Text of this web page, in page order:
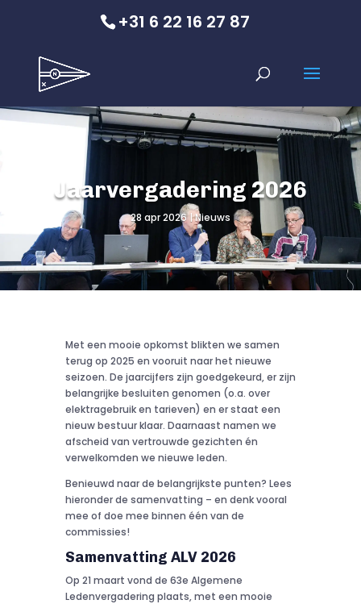
+31 6 22 16 27 87
Jaarvergadering 2026
28 apr 2026 Nieuws
Met een mooie opkomst blikten we samen
terug op 2025 en vooruit naar het nieuwe
seizoen. De jaarcijfers zijn goedgekeurd, er zijn
belangrijke besluiten genomen (o.a. over
elektragebruik en tarieven) en er staat een
nieuw bestuur klaar. Daarnaast namen we
afscheid van vertrouwde gezichten én
verwelkomden we nieuwe leden.
Benieuwd naar de belangrijkste punten? Lees
hieronder de samenvatting – en denk vooral
mee of doe mee binnen één van de
commissies!
Samenvatting ALV 2026
Op 21 maart vond de 63e Algemene
Ledenvergadering plaats, met een mooie